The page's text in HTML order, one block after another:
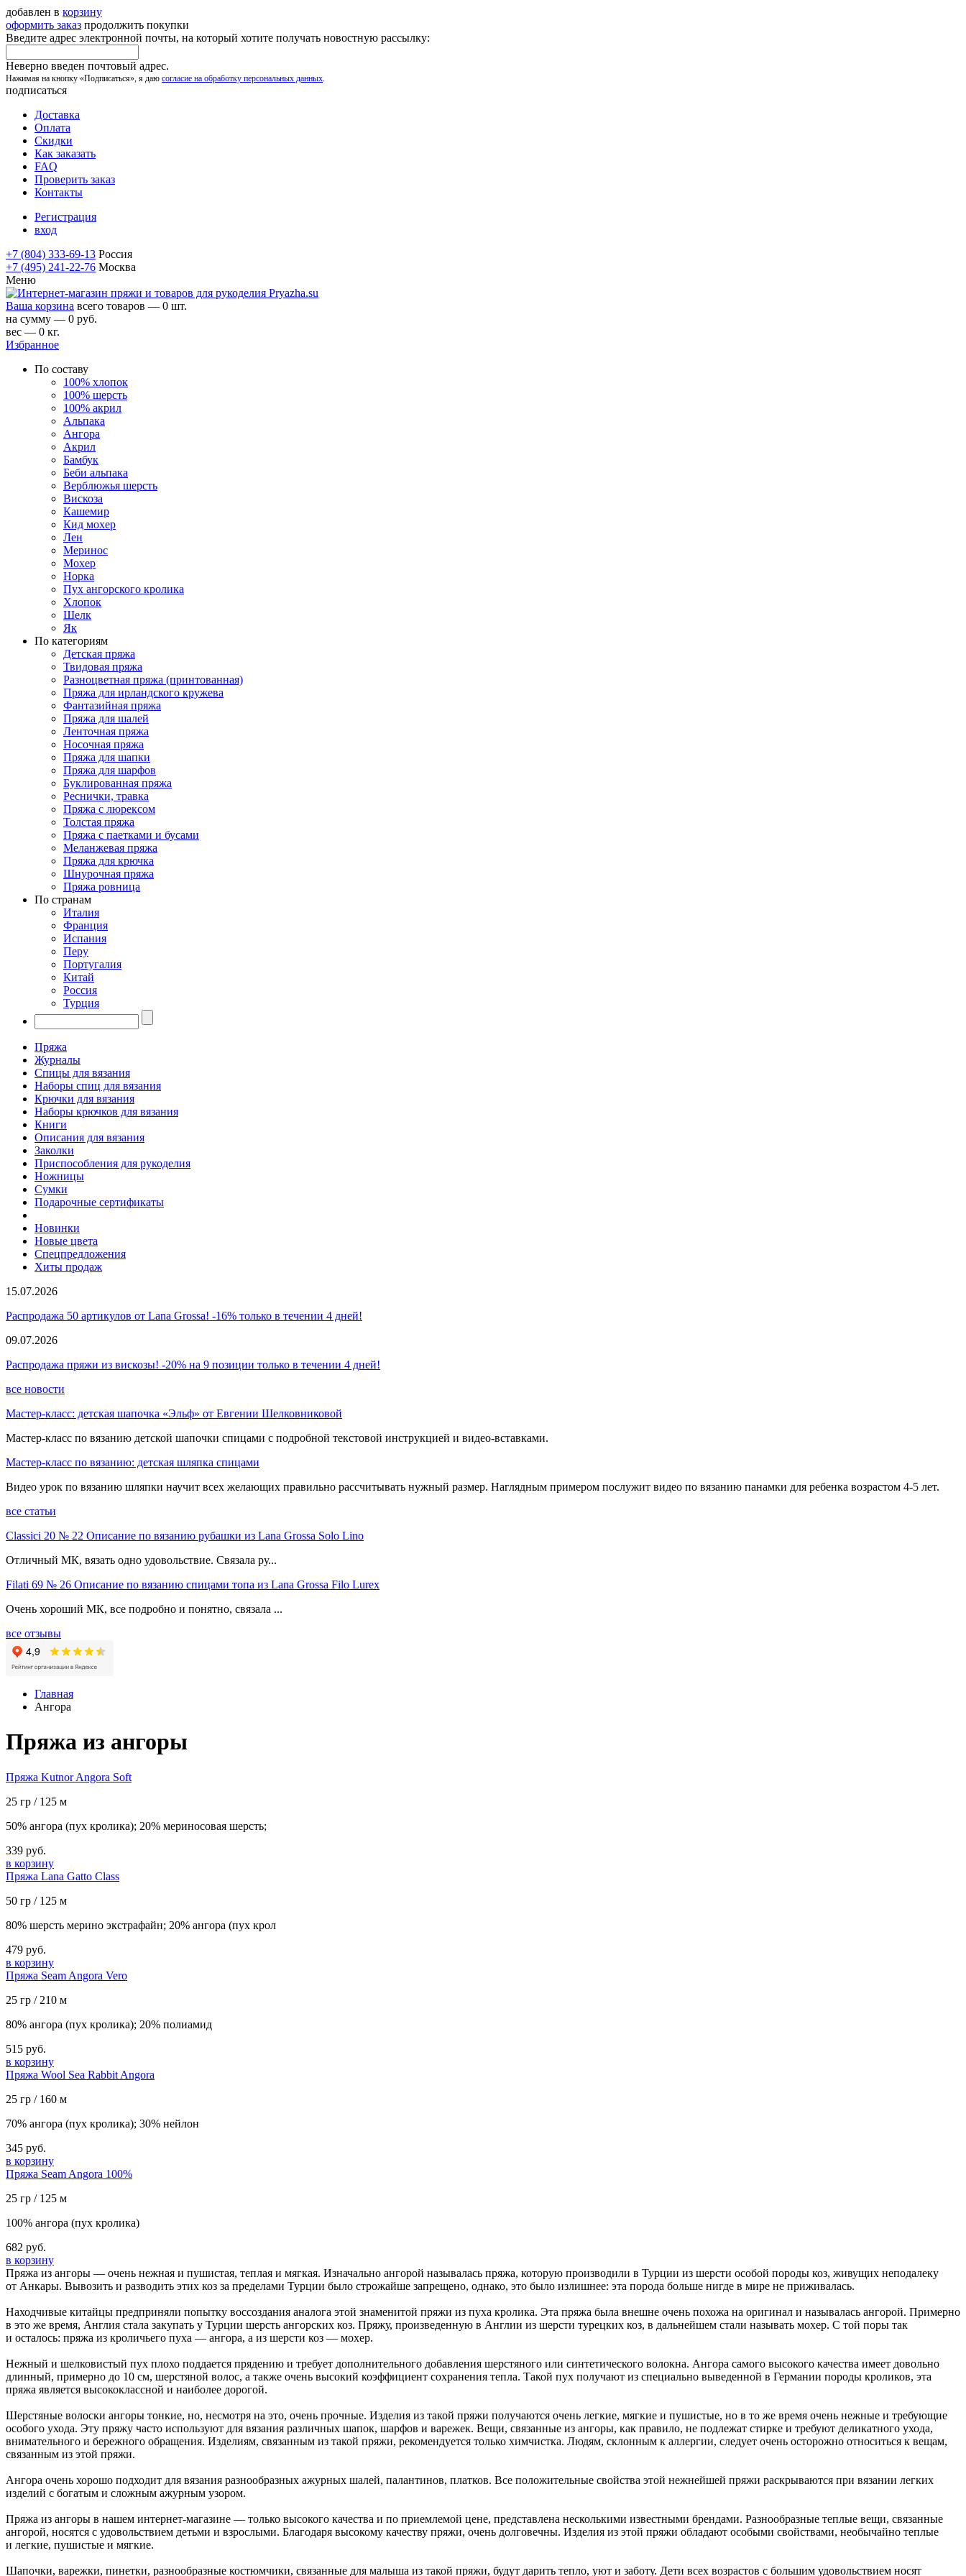
добавлен в корзину
оформить заказ продолжить покупки
Введите адрес электронной почты, на который хотите получать новостную рассылку:
Неверно введен почтовый адрес.
Нажимая на кнопку «Подписаться», я даю согласие на обработку персональных данных.
подписаться
Доставка
Оплата
Скидки
Как заказать
FAQ
Проверить заказ
Контакты
Регистрация
вход
+7 (804) 333-69-13 Россия
+7 (495) 241-22-76 Москва
Меню
Ваша корзина всего товаров — 0 шт.
на сумму — 0 руб.
вес — 0 кг.
Избранное
По составу
100% хлопок
100% шерсть
100% акрил
Альпака
Ангора
Акрил
Бамбук
Беби альпака
Верблюжья шерсть
Вискоза
Кашемир
Кид мохер
Лен
Меринос
Мохер
Норка
Пух ангорского кролика
Хлопок
Шелк
Як
По категориям
Детская пряжа
Твидовая пряжа
Разноцветная пряжа (принтованная)
Пряжа для ирландского кружева
Фантазийная пряжа
Пряжа для шалей
Ленточная пряжа
Носочная пряжа
Пряжа для шапки
Пряжа для шарфов
Буклированная пряжа
Реснички, травка
Пряжа с люрексом
Толстая пряжа
Пряжа с паетками и бусами
Меланжевая пряжа
Пряжа для крючка
Шнурочная пряжа
Пряжа ровница
По странам
Италия
Франция
Испания
Перу
Португалия
Китай
Россия
Турция
Пряжа
Журналы
Спицы для вязания
Наборы спиц для вязания
Крючки для вязания
Наборы крючков для вязания
Книги
Описания для вязания
Заколки
Приспособления для рукоделия
Ножницы
Сумки
Подарочные сертификаты
Новинки
Новые цвета
Спецпредложения
Хиты продаж
15.07.2026
Распродажа 50 артикулов от Lana Grossa! -16% только в течении 4 дней!
09.07.2026
Распродажа пряжи из вискозы! -20% на 9 позиции только в течении 4 дней!
все новости
Мастер-класс: детская шапочка «Эльф» от Евгении Шелковниковой
Мастер-класс по вязанию детской шапочки спицами с подробной текстовой инструкцией и видео-вставками.
Мастер-класс по вязанию: детская шляпка спицами
Видео урок по вязанию шляпки научит всех желающих правильно рассчитывать нужный размер. Наглядным примером послужит видео по вязанию панамки для ребенка возрастом 4-5 лет.
все статьи
Classici 20 № 22 Описание по вязанию рубашки из Lana Grossa Solo Lino
Отличный МК, вязать одно удовольствие. Связала ру...
Filati 69 № 26 Описание по вязанию спицами топа из Lana Grossa Filo Lurex
Очень хороший МК, все подробно и понятно, связала ...
все отзывы
Главная
Ангора
Пряжа из ангоры
Пряжа Kutnor Angora Soft
25 гр / 125 м
50% ангора (пух кролика); 20% мериносовая шерсть;
339 руб.
в корзину
Пряжа Lana Gatto Class
50 гр / 125 м
80% шерсть мерино экстрафайн; 20% ангора (пух крол
479 руб.
в корзину
Пряжа Seam Angora Vero
25 гр / 210 м
80% ангора (пух кролика); 20% полиамид
515 руб.
в корзину
Пряжа Wool Sea Rabbit Angora
25 гр / 160 м
70% ангора (пух кролика); 30% нейлон
345 руб.
в корзину
Пряжа Seam Angora 100%
25 гр / 125 м
100% ангора (пух кролика)
682 руб.
в корзину
Пряжа из ангоры — очень нежная и пушистая, теплая и мягкая. Изначально ангорой называлась пряжа, которую производили в Турции из шерсти особой породы коз, живущих неподалеку
от Анкары. Вывозить и разводить этих коз за пределами Турции было строжайше запрещено, однако, это было излишнее: эта порода больше нигде в мире не приживалась.
Находчивые китайцы предприняли попытку воссоздания аналога этой знаменитой пряжи из пуха кролика. Эта пряжа была внешне очень похожа на оригинал и называлась ангорой. Примерно
в это же время, Англия стала закупать у Турции шерсть ангорских коз. Пряжу, произведенную в Англии из шерсти турецких коз, в дальнейшем стали называть мохер. С той поры так
и осталось: пряжа из кроличьего пуха — ангора, а из шерсти коз — мохер.
Нежный и шелковистый пух плохо поддается прядению и требует дополнительного добавления шерстяного или синтетического волокна. Ангора самого высокого качества имеет довольно
длинный, примерно до 10 см, шерстяной волос, а также очень высокий коэффициент сохранения тепла. Такой пух получают из специально выведенной в Германии породы кроликов, эта
пряжа является высококлассной и наиболее дорогой.
Шерстяные волоски ангоры тонкие, но, несмотря на это, очень прочные. Изделия из такой пряжи получаются очень легкие, мягкие и пушистые, но в то же время очень нежные и требующие
особого ухода. Эту пряжу часто используют для вязания различных шапок, шарфов и варежек. Вещи, связанные из ангоры, как правило, не подлежат стирке и требуют деликатного ухода,
внимательного и бережного обращения. Изделиям, связанным из такой пряжи, рекомендуется только химчистка. Людям, склонным к аллергии, следует очень осторожно относиться к вещам,
связанным из этой пряжи.
Ангора очень хорошо подходит для вязания разнообразных ажурных шалей, палантинов, платков. Все положительные свойства этой нежнейшей пряжи раскрываются при вязании легких
изделий с богатым и сложным ажурным узором.
Пряжа из ангоры в нашем интернет-магазине — только высокого качества и по приемлемой цене, представлена несколькими известными брендами. Разнообразные теплые вещи, связанные
ангорой, носятся с удовольствием детьми и взрослыми. Благодаря высокому качеству пряжи, очень долговечны. Изделия из этой пряжи обладают особыми свойствами, необычайно теплые
и легкие, пушистые и мягкие.
Шапочки, варежки, пинетки, разнообразные костюмчики, связанные для малыша из такой пряжи, будут дарить тепло, уют и заботу. Дети всех возрастов с большим удовольствием носят